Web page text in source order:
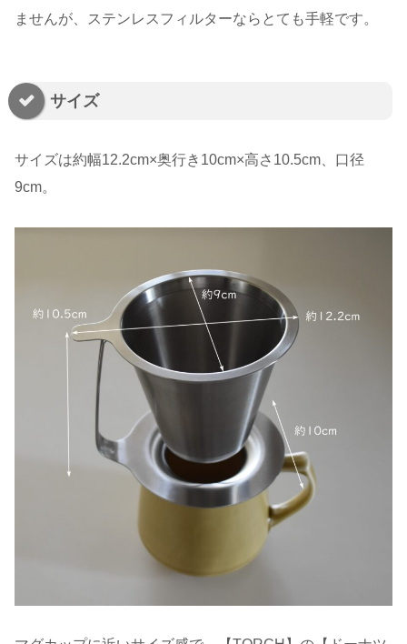
ませんが、ステンレスフィルターならとても手軽です。
サイズ
サイズは約幅12.2cm×奥行き10cm×高さ10.5cm、口径
9cm。